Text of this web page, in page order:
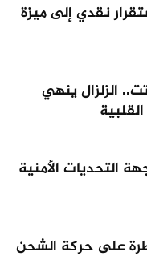
نقدي إلى ميزة
الزلزال ينهي
التحديات الأمنية
على حركة الشحن